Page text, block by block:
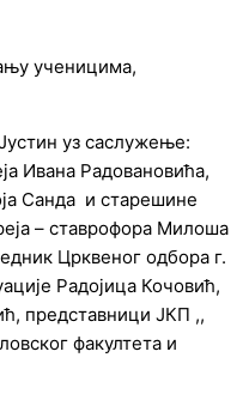
ученицима,
уз саслужење:
Ивана Радовановића,
Санда и старешине
– ставрофора Милоша
Црквеног одбора г.
Радојица Кочовић,
представници ЈКП ,,
факултета и